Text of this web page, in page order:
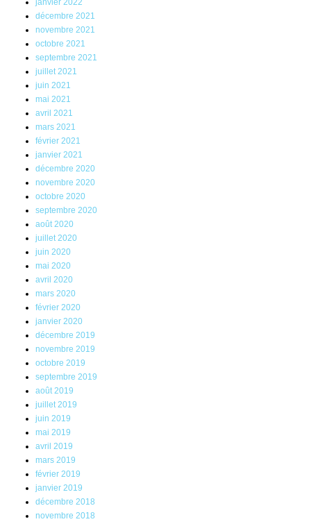
janvier 2022
décembre 2021
novembre 2021
octobre 2021
septembre 2021
juillet 2021
juin 2021
mai 2021
avril 2021
mars 2021
février 2021
janvier 2021
décembre 2020
novembre 2020
octobre 2020
septembre 2020
août 2020
juillet 2020
juin 2020
mai 2020
avril 2020
mars 2020
février 2020
janvier 2020
décembre 2019
novembre 2019
octobre 2019
septembre 2019
août 2019
juillet 2019
juin 2019
mai 2019
avril 2019
mars 2019
février 2019
janvier 2019
décembre 2018
novembre 2018